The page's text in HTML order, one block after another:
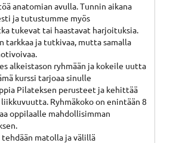
anatomian avulla. Tunnin aikana
ja tutustumme myös
tukevat tai haastavat harjoituksia.
tarkkaa ja tutkivaa, mutta samalla
alkeistason ryhmään ja kokeile uutta
kurssi tarjoaa sinulle
Pilateksen perusteet ja kehittää
Ryhmäkoko on enintään 8
oppilaalle mahdollisimman
matolla ja välillä